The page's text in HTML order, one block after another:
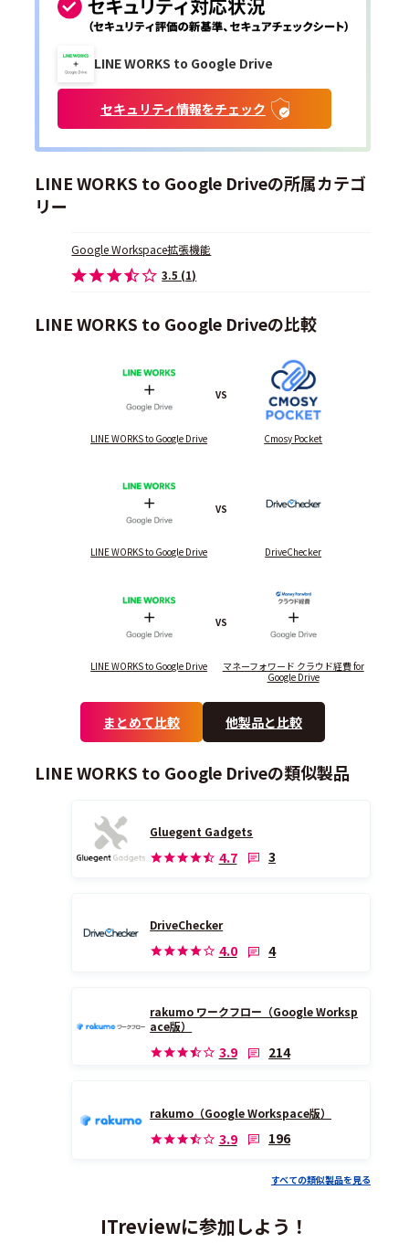
LINE WORKS to Google Drive
セキュリティ情報をチェック
LINE WORKS to Google Driveの所属カテゴ
リー
Google Workspace拡張機能
3.5 (1)
LINE WORKS to Google Driveの比較
LINE WORKS to Google Drive
VS
Cmosy Pocket
LINE WORKS to Google Drive
VS
DriveChecker
LINE WORKS to Google Drive
VS
マネーフォワード クラウド経費 for
Google Drive
まとめて比較 他製品と比較
LINE WORKS to Google Driveの類似製品
Gluegent Gadgets
4.7 3
DriveChecker
4.0 4
rakumo ワークフロー（Google Worksp
ace版）
3.9 214
rakumo（Google Workspace版）
3.9 196
すべての類似製品を見る
ITreviewに参加しよう！